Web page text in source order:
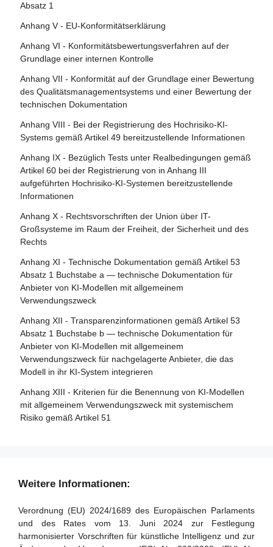
Artikel 110 - Änderung der Richtlinie (EU) 2020/1828
Artikel 111 - Bereits in Verkehr gebrachte oder in Betrieb
KI-Modelle mit allgemeinem Verwendungszweck
Artikel 113 - Inkrafttreten und Geltungsbeginn
Absatz 1
Anhang V - EU-Konformitätserklärung
Anhang VI - Konformitätsbewertungsverfahren auf der
Grundlage einer internen Kontrolle
Anhang VII - Konformität auf der Grundlage einer Bewertung
des Qualitätsmanagementsystems und einer Bewertung der
technischen Dokumentation
Anhang VIII - Bei der Registrierung des Hochrisiko-KI-
Systems gemäß Artikel 49 bereitzustellende Informationen
Anhang IX - Bezüglich Tests unter Realbedingungen gemäß
Artikel 60 bei der Registrierung von in Anhang III
aufgeführten Hochrisiko-KI-Systemen bereitzustellende
Informationen
Anhang X - Rechtsvorschriften der Union über IT-
Großsysteme im Raum der Freiheit, der Sicherheit und des
Rechts
Anhang XI - Technische Dokumentation gemäß Artikel 53
Absatz 1 Buchstabe a — technische Dokumentation für
Anbieter von KI-Modellen mit allgemeinem
Verwendungszweck
Anhang XII - Transparenzinformationen gemäß Artikel 53
Absatz 1 Buchstabe b — technische Dokumentation für
Anbieter von KI-Modellen mit allgemeinem
Verwendungszweck für nachgelagerte Anbieter, die das
Modell in ihr KI-System integrieren
Anhang XIII - Kriterien für die Benennung von KI-Modellen
mit allgemeinem Verwendungszweck mit systemischem
Risiko gemäß Artikel 51
Weitere Informationen:
Verordnung (EU) 2024/1689 des Europäischen Parlaments
und des Rates vom 13. Juni 2024 zur Festlegung
harmonisierter Vorschriften für künstliche Intelligenz und zur